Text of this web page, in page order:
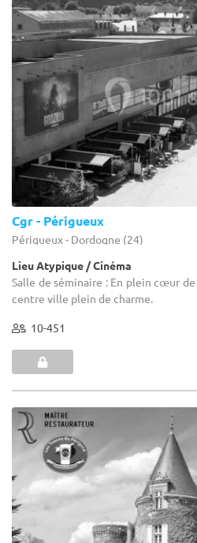
Cgr - Périgueux
Périgueux - Dordogne (24)
Lieu Atypique / Cinéma
Salle de séminaire : En plein cœur
centre ville plein de charme.
10-451